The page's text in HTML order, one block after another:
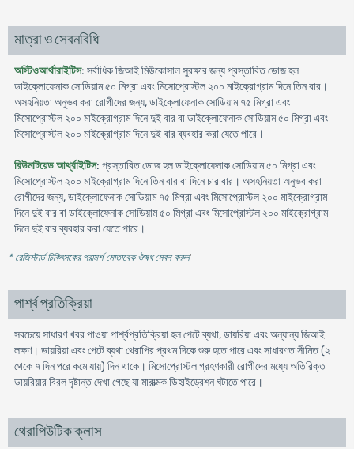
মাত্রা ও সেবনবিধি
অস্টিওআর্থারাইটিস: সর্বাধিক জিআই মিউকোসাল সুরক্ষার জন্য প্রস্তাবিত ডোজ হল
ডাইক্লোফেনাক সোডিয়াম ৫০ মিগ্রা এবং মিসোপ্রোস্টল ২০০ মাইক্রোগ্রাম দিনে তিন বার।
অসহনিয়তা অনুভব করা রোগীদের জন্য, ডাইক্লোফেনাক সোডিয়াম ৭৫ মিগ্রা এবং
মিসোপ্রোস্টল ২০০ মাইক্রোগ্রাম দিনে দুই বার বা ডাইক্লোফেনাক সোডিয়াম ৫০ মিগ্রা এবং
মিসোপ্রোস্টল ২০০ মাইক্রোগ্রাম দিনে দুই বার ব্যবহার করা যেতে পারে।
রিউমাটয়েড আর্থ্রাইটিস: প্রস্তাবিত ডোজ হল ডাইক্লোফেনাক সোডিয়াম ৫০ মিগ্রা এবং
মিসোপ্রোস্টল ২০০ মাইক্রোগ্রাম দিনে তিন বার বা দিনে চার বার। অসহনিয়তা অনুভব করা
রোগীদের জন্য, ডাইক্লোফেনাক সোডিয়াম ৭৫ মিগ্রা এবং মিসোপ্রোস্টল ২০০ মাইক্রোগ্রাম
দিনে দুই বার বা ডাইক্লোফেনাক সোডিয়াম ৫০ মিগ্রা এবং মিসোপ্রোস্টল ২০০ মাইক্রোগ্রাম
দিনে দুই বার ব্যবহার করা যেতে পারে।
* রেজিস্টার্ড চিকিৎসকের পরামর্শ মোতাবেক ঔষধ সেবন করুন'
পার্শ্ব প্রতিক্রিয়া
সবচেয়ে সাধারণ খবর পাওয়া পার্শ্বপ্রতিক্রিয়া হল পেটে ব্যথা, ডায়রিয়া এবং অন্যান্য জিআই
লক্ষণ। ডায়রিয়া এবং পেটে ব্যথা থেরাপির প্রথম দিকে শুরু হতে পারে এবং সাধারণত সীমিত (২
থেকে ৭ দিন পরে কমে যায়) দিন থাকে। মিসোপ্রোস্টল গ্রহণকারী রোগীদের মধ্যে অতিরিক্ত
ডায়রিয়ার বিরল দৃষ্টান্ত দেখা গেছে যা মারাত্মক ডিহাইড্রেশন ঘটাতে পারে।
থেরাপিউটিক ক্লাস